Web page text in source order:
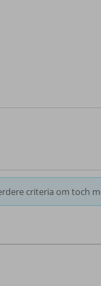
criteria om toch